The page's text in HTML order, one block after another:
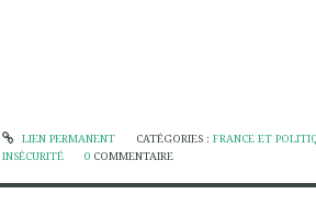
LIEN PERMANENT CATÉGORIES : FRANCE ET
INSÉCURITÉ
0 COMMENTAIRE